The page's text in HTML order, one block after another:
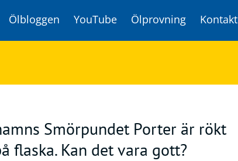
Ölbloggen YouTube Ölprovning
Kontakt
Smörpundet Porter är rökt
flaska. Kan det vara gott?